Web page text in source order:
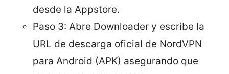
desde la Appstore.
Paso 3: Abre Downloader y escribe la
URL de descarga oficial de NordVPN
para Android (APK) asegurando que